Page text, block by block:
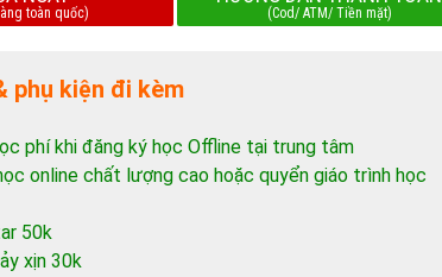
toàn quốc) (Cod/ ATM/ Tiền mặt)
phụ kiện đi kèm
phí khi đăng ký học Offline tại trung tâm
online chất lượng cao hoặc quyển giáo trình học
50k
xịn 30k